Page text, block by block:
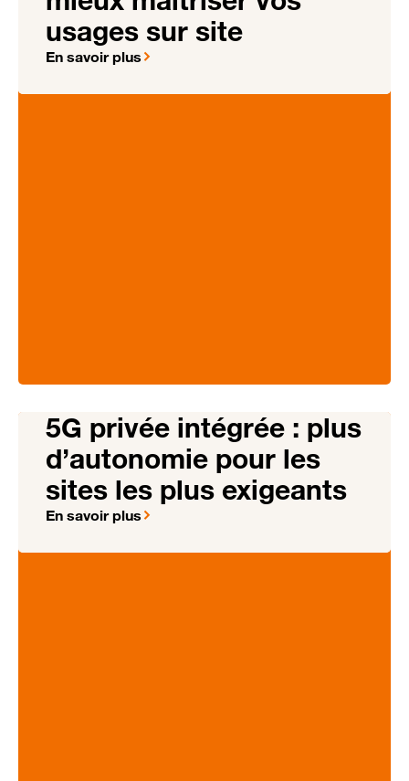
usages sur site
En savoir plus
5G privée intégrée : plus
d’autonomie pour les
sites les plus exigeants
En savoir plus